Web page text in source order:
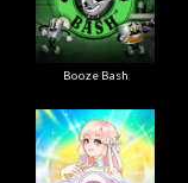
Booze Bash